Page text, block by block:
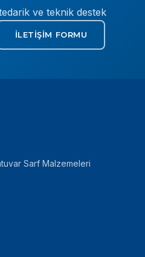
tedarik ve teknik destek
İLETIŞIM FORMU
Sarf Malzemeleri